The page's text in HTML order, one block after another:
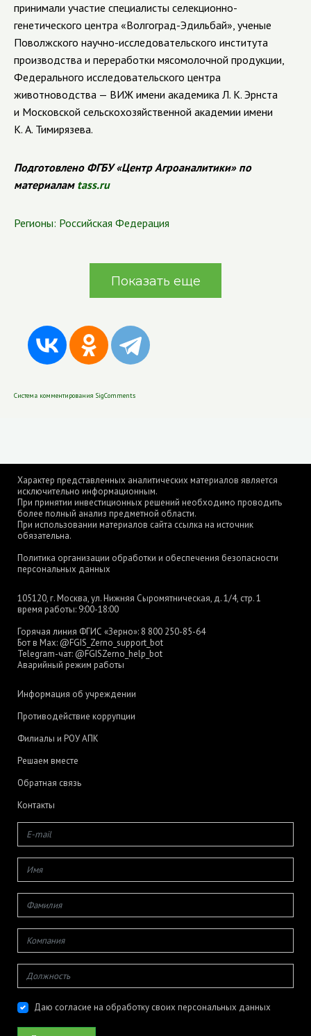
принимали участие специалисты селекционно-
генетического центра «Волгоград-Эдильбай», ученые
Поволжского научно-исследовательского института
производства и переработки мясомолочной продукции,
Федерального исследовательского центра
животноводства — ВИЖ имени академика Л. К. Эрнста
и Московской сельскохозяйственной академии имени
К. А. Тимирязева.
Подготовлено ФГБУ «Центр Агроаналитики» по
материалам tass.ru
Регионы: Российская Федерация
Показать еще
Система комментирования SigComments
Характер представленных аналитических материалов является
исключительно информационным.
При принятии инвестиционных решений необходимо проводить
более полный анализ предметной области.
При использовании материалов сайта ссылка на источник
обязательна.
Политика организации обработки и обеспечения безопасности
персональных данных
105120, г. Москва, ул. Нижняя Сыромятническая, д. 1/4, стр. 1
время работы: 9:00-18:00
Горячая линия ФГИС «Зерно»: 8 800 250-85-64
Бот в Max: @FGIS_Zerno_support_bot
Telegram-чат: @FGISZerno_help_bot
Аварийный режим работы
Информация об учреждении
Противодействие коррупции
Филиалы и РОУ АПК
Решаем вместе
Обратная связь
Контакты
Даю согласие на обработку своих персональных данных